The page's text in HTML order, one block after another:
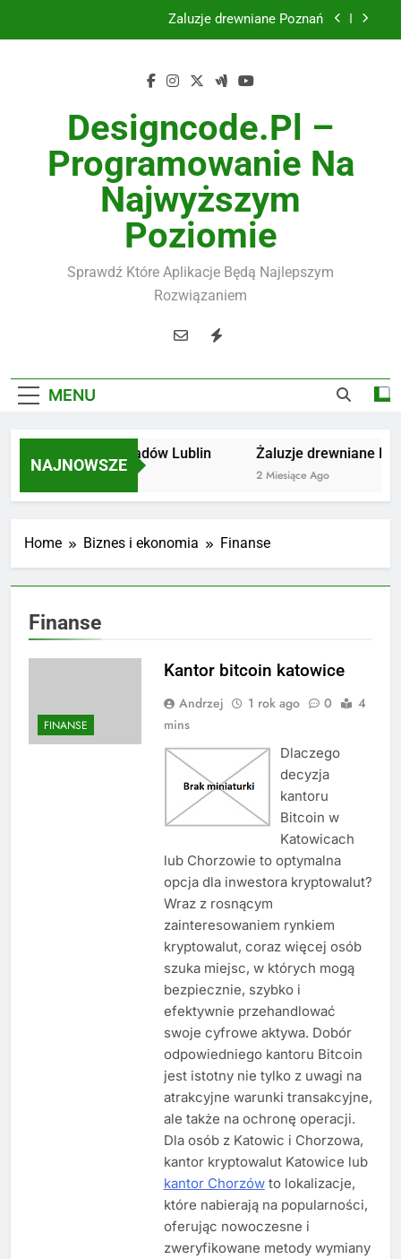
Instalacje elektryczne Gdańsk
Żaluzje drewniane Poznań
Instalacje elektryczne Gdańsk
Wysokiej jakości spławik elektryczny
Designcode.pl –
Programowanie Na
Najwyższym
Poziomie
Sprawdź Które Aplikacje Będą Najlepszym
Rozwiązaniem
MENU
NAJNOWSZE
Utylizacja odpadów Lublin
2 Miesiące Ago
Żaluzje drewniane
2 Miesiące Ago
Home Biznes i ekonomia Finanse
Finanse
FINANSE
Kantor bitcoin katowice
Andrzej 1 rok ago 0
4
mins
Dlaczego
decyzja
kantoru
Bitcoin w
Katowicach
lub Chorzowie to optymalna
opcja dla inwestora kryptowalut?
Wraz z rosnącym
zainteresowaniem rynkiem
kryptowalut, coraz więcej osób
szuka miejsc, w których mogą
bezpiecznie, szybko i
efektywnie przehandlować
swoje cyfrowe aktywa. Dobór
odpowiedniego kantoru Bitcoin
jest istotny nie tylko z uwagi na
atrakcyjne warunki transakcyjne,
ale także na ochronę operacji.
Dla osób z Katowic i Chorzowa,
kantor kryptowalut Katowice lub
kantor Chorzówto lokalizacje,
które nabierają na popularności,
oferując nowoczesne i
zweryfikowane metody wymiany